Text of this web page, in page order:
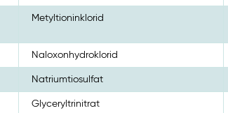
Metyltioninklorid
Naloxonhydroklorid
Natriumtiosulfat
Glyceryltrinitrat